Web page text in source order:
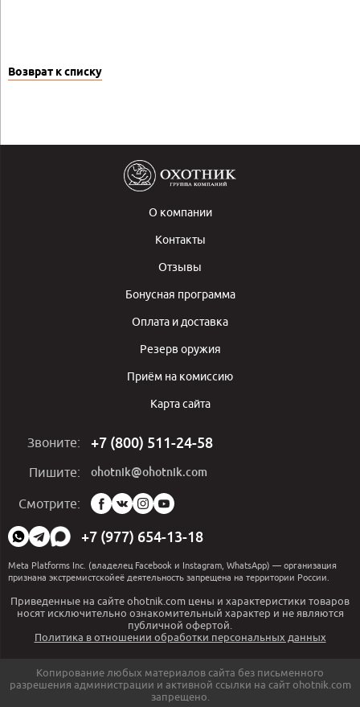
Возврат к списку
О компании
Контакты
Отзывы
Бонусная программа
Оплата и доставка
Резерв оружия
Приём на комиссию
Карта сайта
Звоните: +7 (800) 511-24-58
Пишите: ohotnik@ohotnik.com
Смотрите:
Мы
в
социальных
сетях:
+7 (977) 654-13-18
Meta Platforms Inc. (владелец Facebook и Instagram, WhatsApp) — организация
признана экстремистскойеё деятельность запрещена на территории России.
Приведенные на сайте ohotnik.com цены и характеристики товаров
носят исключительно ознакомительный характер и не являются
публичной офертой.
Политика в отношении обработки персональных данных
Копирование любых материалов сайта без письменного
разрешения администрации и активной ссылки на сайт ohotnik.com
запрещено.